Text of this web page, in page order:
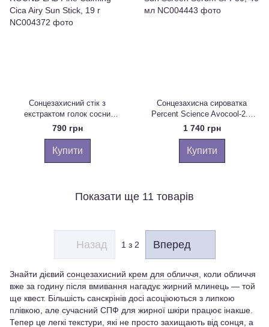
Сонцезахисний стік з
екстрактом голок сосни
ROUND LAB Pine Calming Cica
Airy Sun Stick, 19 г
790 грн
Купити
Сонцезахисна сироватка
Percent Science Avocool-2.6
Sun Screen Serum SPF50, 40
1 740 грн
Купити
Показати ще 11 товарів
Назад 1 з 2 Вперед
Знайти дієвий сонцезахисний крем для обличчя , коли обличчя
вже за годину після вмивання нагадує жирний млинець — той
ще квест. Більшість санскрінів досі асоціюються з липкою
плівкою, але сучасний СПФ для жирної шкіри працює інакше.
Тепер це легкі текстури, які не просто захищають від сонця, а